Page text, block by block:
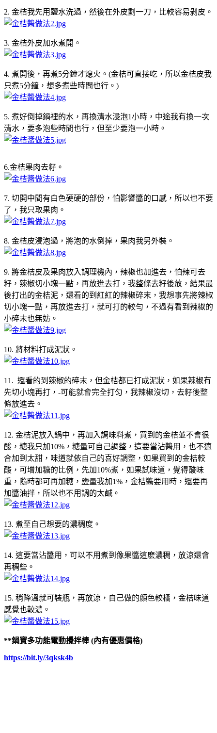
2. 金桔我先用鹽水洗過，然後在外皮劃一刀，比較容易剝皮。
3. 金桔外皮加水煮開。
4. 煮開後，再煮5分鐘才熄火。(金桔可直接吃，所以金桔皮我
只煮5分鐘，想多煮些時間也行。)
5. 煮好倒掉鍋裡的水，再換清水浸泡1小時，中途我有換一次
清水，要多泡些時間也行，但至少要泡一小時。
6.金桔果肉去籽。
7. 切開中間有白色硬硬的部份，怕影響醬的口感，所以也不要
了，我只取果肉。
8. 金桔皮浸泡過，將泡的水倒掉，果肉我另外裝。
9. 將金桔皮及果肉放入調理機內，辣椒也加進去，怕辣可去
籽，辣椒切小塊一點，再放進去打，我整條去籽後放，結果最
後打出的金桔泥，還看的到紅紅的辣椒碎末，我想事先將辣椒
切小塊一點，再放進去打，就可打的較勻，不過有看到辣椒的
小碎末也無妨。
10. 將材料打成泥狀。
11. 還看的到辣椒的碎末，但金桔都已打成泥狀，如果辣椒有
先切小塊再打，-可能就會完全打匀，我辣椒沒切，去籽後整
條放進去。
12. 金桔泥放入鍋中，再加入調味料煮，買到的金桔並不會很
酸，糖我只加10%，糖量可自己調整，這要當沾醬用，也不適
合加到太甜，味道就依自己的喜好調整，如果買到的金桔較
酸，可增加糖的比例，先加10%煮，如果試味道，覺得酸味
重，隨時都可再加糖，鹽量我加1%，金桔醬要用時，還要再
加醬油拌，所以也不用調的太鹹。
13. 煮至自己想要的濃稠度。
14. 這要當沾醬用，可以不用煮到像果醬這麽濃稠，放涼還會
再稠些。
15. 稍降溫就可裝瓶，再放涼，自己做的顏色較橘，金桔味道
感覺也較濃。
**鍋寶多功能電動攪拌棒 (內有優惠價格)
https://bit.ly/3qksk4b